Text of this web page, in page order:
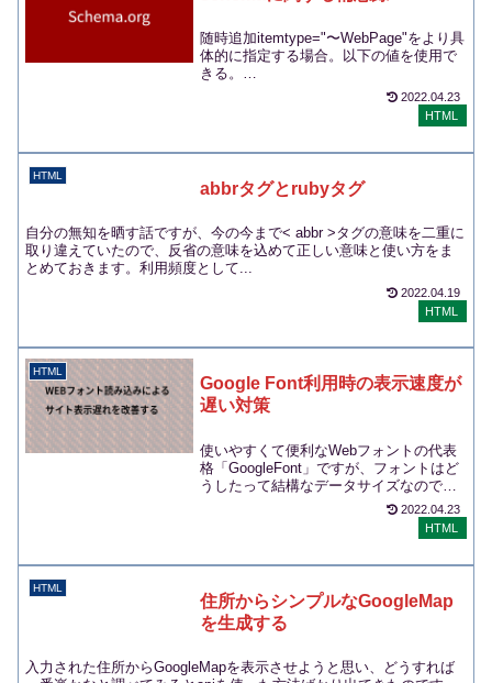
随時追加itemtype="〜WebPage"をより具
体的に指定する場合。以下の値を使用で
きる。
ItemPageContactPageFAQPageQAPage.
2022.04.23
HTML
HTML
abbrタグとrubyタグ
自分の無知を晒す話ですが、今の今まで< abbr >タグの意味を二重に
取り違えていたので、反省の意味を込めて正しい意味と使い方をま
とめておきます。利用頻度として...
2022.04.19
HTML
HTML
Google Font利用時の表示速度が
遅い対策
使いやすくて便利なWebフォントの代表
格「GoogleFont」ですが、フォントはど
うしたって結構なデータサイズなので、
2022.04.23
HTML
HTML
住所からシンプルなGoogleMap
を生成する
入力された住所からGoogleMapを表示させようと思い、どうすれば